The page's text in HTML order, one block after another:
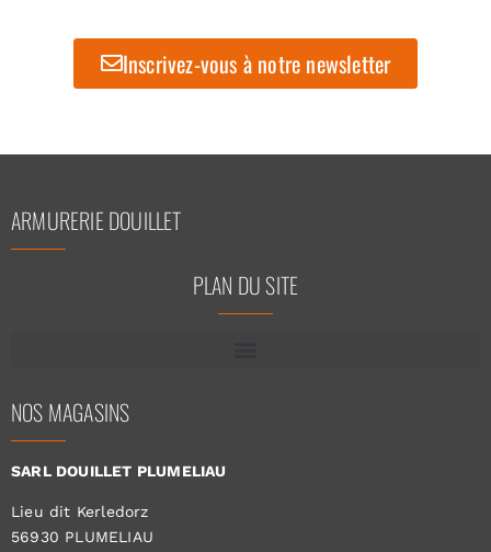
Inscrivez-vous à notre newsletter
ARMURERIE DOUILLET
PLAN DU SITE
NOS MAGASINS
SARL DOUILLET PLUMELIAU
Lieu dit Kerledorz
56930 PLUMELIAU